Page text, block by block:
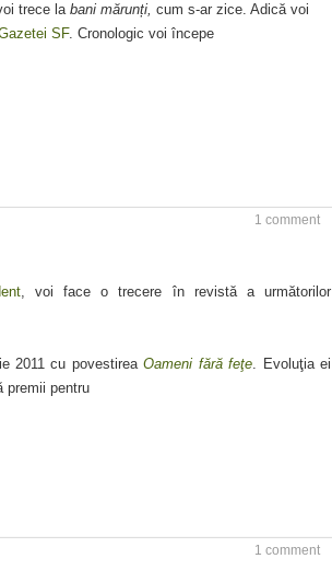
trece la bani mărunți, cum s-ar zice. Adică voi
SF. Cronologic voi începe
1 comment
, voi face o trecere în revistă a următorilor
2011 cu povestireaOameni fără feţe. Evoluţia ei
premii pentru
1 comment